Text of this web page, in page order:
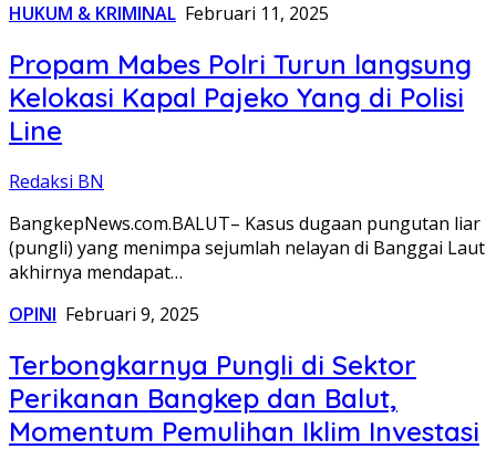
HUKUM & KRIMINAL Februari 11, 2025
Propam Mabes Polri Turun langsung
Kelokasi Kapal Pajeko Yang di Polisi
Line
Redaksi BN
BangkepNews.com.BALUT– Kasus dugaan pungutan liar
(pungli) yang menimpa sejumlah nelayan di Banggai Laut
akhirnya mendapat…
OPINI Februari 9, 2025
Terbongkarnya Pungli di Sektor
Perikanan Bangkep dan Balut,
Momentum Pemulihan Iklim Investasi